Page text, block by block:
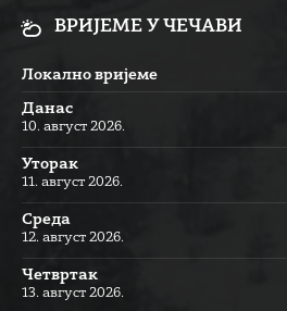
ВРИЈЕМЕ У ЧЕЧАВИ
Локално вријеме
Данас
10. август 2026.
Уторак
11. август 2026.
Cреда
12. август 2026.
Четвртак
13. август 2026.